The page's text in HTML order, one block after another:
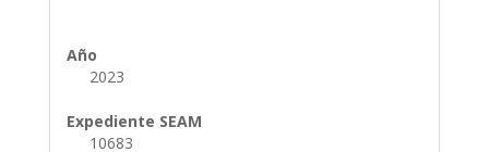
Año
2023
Expediente SEAM
10683